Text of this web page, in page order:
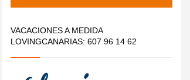
VACACIONES A MEDIDA
LOVINGCANARIAS: 607 96 14 62